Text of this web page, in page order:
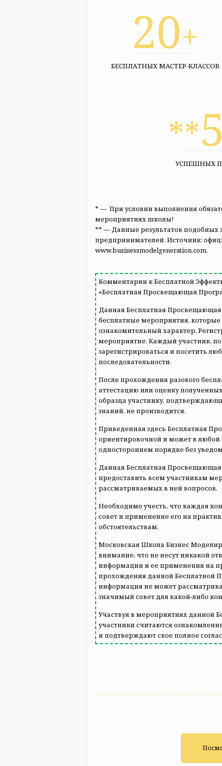
20+
БЕСПЛАТНЫХ МАСТЕР-КЛАССОВ
**
УСПЕШНЫХ
* — При условии выполнения
мероприятиях школы!
** — Данные результатов
предпринимателей. Источник:
www.businessmodelgeneration.com.
Комментарии к Бесплатной
«Бесплатная Просвещающая
Данная Бесплатная
бесплатные мероприятия,
ознакомительный характер.
мероприятие. Каждый участник,
зарегистрироваться и посетить
последовательности.
После прохождения разового
аттестацию или оценку
образца участнику,
знаний, не производится.
Приведенная здесь Бесплатная
ориентировочной и может в
одностороннем порядке без
Данная Бесплатная
предоставить всем участникам
рассматриваемых в ней вопросов.
Необходимо учесть, что каждая
совет и применение его на
обстоятельствам.
Московская Школа Бизнес
внимание, что не несут никакой
информации и ее применения на
прохождения данной Бесплатной
информация не может
значимый совет для какой‐либо
Участвуя в мероприятиях данной
участники считаются
и подтверждают свое полное